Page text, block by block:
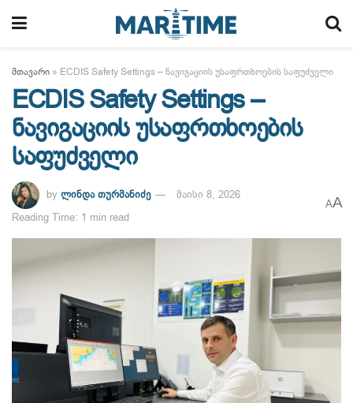
მთავარი » ECDIS Safety Settings – ნავიგაციის უსაფრთხოების საფუძველი
ECDIS Safety Settings –
ნავიგაციის უსაფრთხოების
საფუძველი
by ლინდა თურმანიძე
მაისი 8, 2026
Reading Time: 1 min read
AA